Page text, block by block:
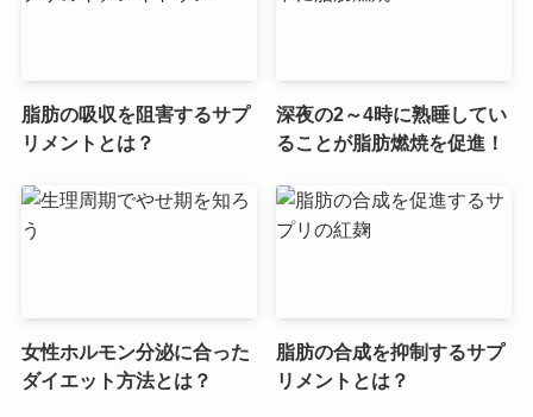
脂肪の吸収を阻害するサプ
リメントとは？
深夜の2～4時に熟睡してい
ることが脂肪燃焼を促進！
女性ホルモン分泌に合った
ダイエット方法とは？
脂肪の合成を抑制するサプ
リメントとは？